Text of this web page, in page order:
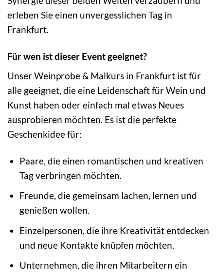
erleben Sie einen unvergesslichen Tag in
Frankfurt.
Für wen ist dieser Event geeignet?
Unser Weinprobe & Malkurs in Frankfurt ist für
alle geeignet, die eine Leidenschaft für Wein und
Kunst haben oder einfach mal etwas Neues
ausprobieren möchten. Es ist die perfekte
Geschenkidee für:
Paare, die einen romantischen und kreativen
Tag verbringen möchten.
Freunde, die gemeinsam lachen, lernen und
genießen wollen.
Einzelpersonen, die ihre Kreativität entdecken
und neue Kontakte knüpfen möchten.
Unternehmen, die ihren Mitarbeitern ein